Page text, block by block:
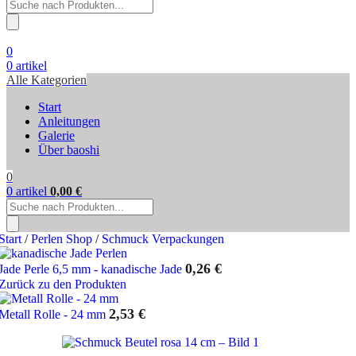
Products
search
0
0 artikel
Alle Kategorien
Start
Anleitungen
Galerie
Über baoshi
0
0 artikel 0,00 €
Products
search
/ Perlen Shop / Schmuck Verpackungen
Perle 6,5 mm - kanadische Jade 0,26 €
zu den Produkten
Rolle - 24 mm 2,53 €